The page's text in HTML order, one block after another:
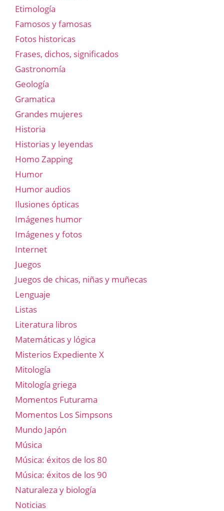
Etimología
Famosos y famosas
Fotos historicas
Frases, dichos, significados
Gastronomía
Geología
Gramatica
Grandes mujeres
Historia
Historias y leyendas
Homo Zapping
Humor
Humor audios
Ilusiones ópticas
Imágenes humor
Imágenes y fotos
Internet
Juegos
Juegos de chicas, niñas y muñecas
Lenguaje
Listas
Literatura libros
Matemáticas y lógica
Misterios Expediente X
Mitología
Mitología griega
Momentos Futurama
Momentos Los Simpsons
Mundo Japón
Música
Música: éxitos de los 80
Música: éxitos de los 90
Naturaleza y biología
Noticias